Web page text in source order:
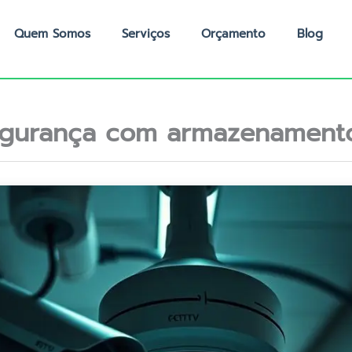
Quem Somos Serviços Orçamento Blog
com